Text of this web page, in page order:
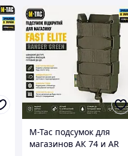
M-Tac подсумок для
магазинов АК 74 и AR